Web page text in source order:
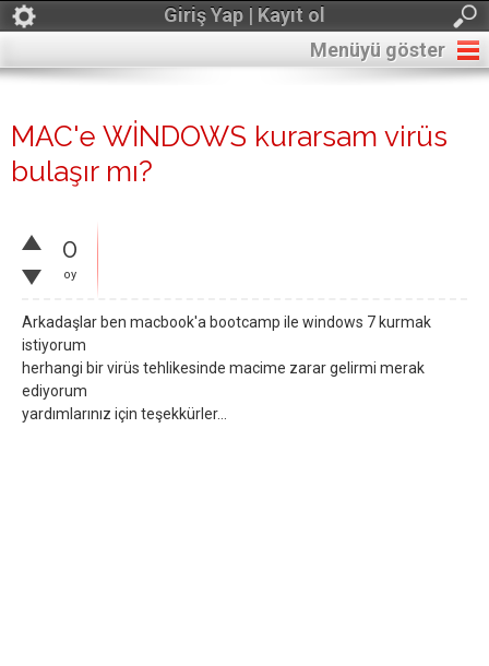
Giriş Yap | Kayıt ol
Menüyü göster
MAC'e WİNDOWS kurarsam virüs
bulaşır mı?
0
oy
Arkadaşlar ben macbook'a bootcamp ile windows 7 kurmak
istiyorum
herhangi bir virüs tehlikesinde macime zarar gelirmi merak
ediyorum
yardımlarınız için teşekkürler...